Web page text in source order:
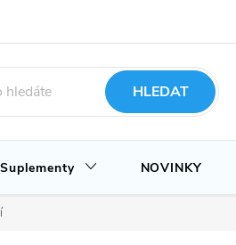
HLEDAT
Suplementy NOVINKY